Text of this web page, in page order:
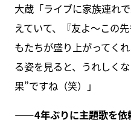
大蔵「ライブに家族連れ
えていて、『友よ～この
もたちが盛り上がってく
る姿を見ると、うれしく
果”ですね（笑）」
――4年ぶりに主題歌を依